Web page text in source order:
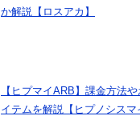
か解説【ロスアカ】
【ヒプマイARB】課金方法
イテムを解説【ヒプノシスマ